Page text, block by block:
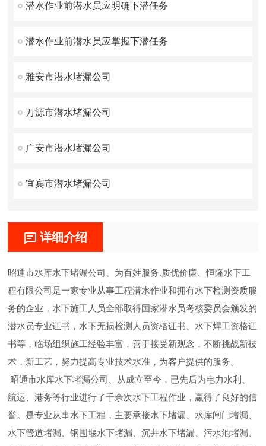
潜水作业前潜水员应明确下潜任务
潜水作业前潜水员应掌握下潜任务
雅安市潜水堵漏公司
万源市潜水堵漏公司
广安市潜水堵漏公司
宜宾市潜水堵漏公司
详细介绍
昭通市水库水下堵漏公司、为百姓服务.质优价廉、恒隆水下工
程有限公司是一家专业从事工程潜水作业和拥有水下检测资质服
务的企业，水下施工人员全部取得国家潜水员考核委员会颁发的
潜水员专业证书，水下无损检测人员资格证书、水下焊工资格证
书等，临场组织施工经验丰富，善于接受新观念，不断挑战新技
术，新工艺，努力提高专业技术水准，为客户提供的服务。
昭通市水库水下堵漏公司、从成立至今，已先后为电力水利、
航运、港务等行业进行了千余次水下工程作业，赢得了良好的信
誉。是专业从事水下工程，主要承接水下堵漏、水库闸门堵漏、
水下管道堵漏、钢围堰水下堵漏、沉井水下堵漏、污水池堵漏、